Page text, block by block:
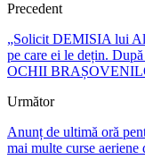
Precedent
„Solicit DEMISIA lui
pe care ei le dețin.
OCHII
Următor
Anunț de ultimă oră
mai multe curse aeriene